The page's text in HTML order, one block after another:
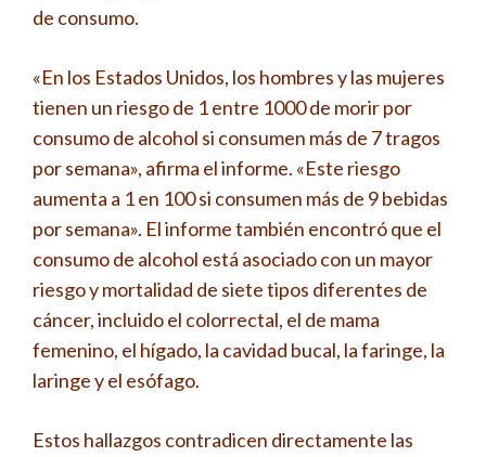
de consumo.
«En los Estados Unidos, los hombres y las mujeres
tienen un riesgo de 1 entre 1000 de morir por
consumo de alcohol si consumen más de 7 tragos
por semana», afirma el informe. «Este riesgo
aumenta a 1 en 100 si consumen más de 9 bebidas
por semana». El informe también encontró que el
consumo de alcohol está asociado con un mayor
riesgo y mortalidad de siete tipos diferentes de
cáncer, incluido el colorrectal, el de mama
femenino, el hígado, la cavidad bucal, la faringe, la
laringe y el esófago.
Estos hallazgos contradicen directamente las